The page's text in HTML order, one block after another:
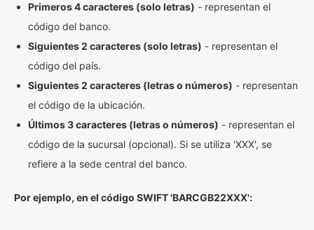
Primeros 4 caracteres (solo letras) - representan el
código del banco.
Siguientes 2 caracteres (solo letras) - representan el
código del país.
Siguientes 2 caracteres (letras o números) - representan
el código de la ubicación.
Últimos 3 caracteres (letras o números) - representan el
código de la sucursal (opcional). Si se utiliza 'XXX', se
refiere a la sede central del banco.
Por ejemplo, en el código SWIFT 'BARCGB22XXX':